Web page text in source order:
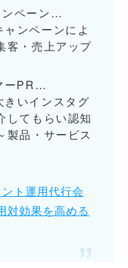
ンペーン…
ンペーンによ
客・売上アップ
ーPR…
いインスタグ
してもらい認知
製品・サービス
ト運用代行会
対効果を高める